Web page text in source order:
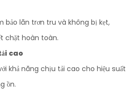
bảo lăn trơn tru và không bị kẹt,
chặt hoàn toàn.
cao
khả năng chịu tải cao cho hiệu suất
ồn.